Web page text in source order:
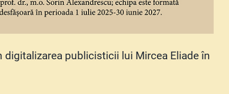
publicisticii lui Mircea Eliade în